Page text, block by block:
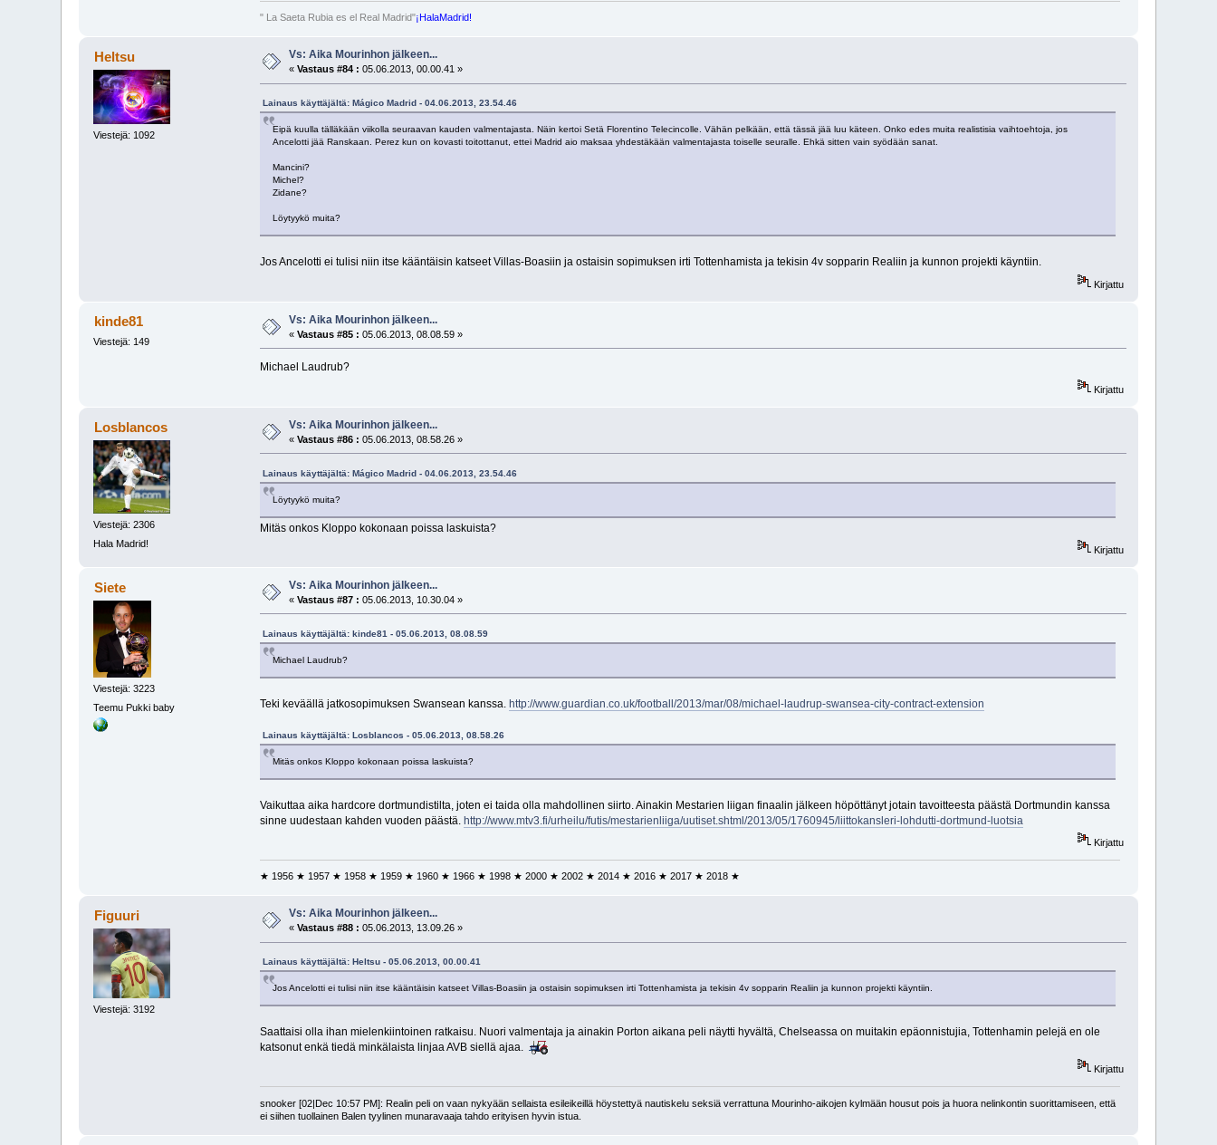
" La Saeta Rubia es el Real Madrid"¡HalaMadrid!
Heltsu
Viestejä: 1092
Vs: Aika Mourinhon jälkeen...
«Vastaus #84 : 05.06.2013, 00.00.41 »
Lainaus käyttäjältä: Mágico Madrid - 04.06.2013, 23.54.46
Eipä kuulla tälläkään viikolla seuraavan kauden valmentajasta. Näin kertoi Setä Florentino Telecincolle. Vähän pelkään, että tässä jää luu käteen. Onko edes muita realistisia vaihtoehtoja, jos
Ancelotti jää Ranskaan. Perez kun on kovasti toitottanut, ettei Madrid aio maksaa yhdestäkään valmentajasta toiselle seuralle. Ehkä sitten vain syödään sanat.
Mancini?
Michel?
Zidane?
Löytyykö muita?
Jos Ancelotti ei tulisi niin itse kääntäisin katseet Villas-Boasiin ja ostaisin sopimuksen irti Tottenhamista ja tekisin 4v sopparin Realiin ja kunnon projekti käyntiin.
Kirjattu
kinde81
Viestejä: 149
Vs: Aika Mourinhon jälkeen...
«Vastaus #85 : 05.06.2013, 08.08.59 »
Michael Laudrub?
Kirjattu
Losblancos
Viestejä: 2306
Hala Madrid!
Vs: Aika Mourinhon jälkeen...
«Vastaus #86 : 05.06.2013, 08.58.26 »
Lainaus käyttäjältä: Mágico Madrid - 04.06.2013, 23.54.46
Löytyykö muita?
Mitäs onkos Kloppo kokonaan poissa laskuista?
Kirjattu
Siete
Viestejä: 3223
Teemu Pukki baby
Vs: Aika Mourinhon jälkeen...
«Vastaus #87 : 05.06.2013, 10.30.04 »
Lainaus käyttäjältä: kinde81 - 05.06.2013, 08.08.59
Michael Laudrub?
Teki keväällä jatkosopimuksen Swansean kanssa. http://www.guardian.co.uk/football/2013/mar/08/michael-laudrup-swansea-city-contract-extension
Lainaus käyttäjältä: Losblancos - 05.06.2013, 08.58.26
Mitäs onkos Kloppo kokonaan poissa laskuista?
Vaikuttaa aika hardcore dortmundistilta, joten ei taida olla mahdollinen siirto. Ainakin Mestarien liigan finaalin jälkeen höpöttänyt jotain tavoitteesta päästä Dortmundin kanssa
sinne uudestaan kahden vuoden päästä. http://www.mtv3.fi/urheilu/futis/mestarienliiga/uutiset.shtml/2013/05/1760945/liittokansleri-lohdutti-dortmund-luotsia
Kirjattu
★ 1956 ★ 1957 ★ 1958 ★ 1959 ★ 1960 ★ 1966 ★ 1998 ★ 2000 ★ 2002 ★ 2014 ★ 2016 ★ 2017 ★ 2018 ★
Figuuri
Viestejä: 3192
Vs: Aika Mourinhon jälkeen...
«Vastaus #88 : 05.06.2013, 13.09.26 »
Lainaus käyttäjältä: Heltsu - 05.06.2013, 00.00.41
Jos Ancelotti ei tulisi niin itse kääntäisin katseet Villas-Boasiin ja ostaisin sopimuksen irti Tottenhamista ja tekisin 4v sopparin Realiin ja kunnon projekti käyntiin.
Saattaisi olla ihan mielenkiintoinen ratkaisu. Nuori valmentaja ja ainakin Porton aikana peli näytti hyvältä, Chelseassa on muitakin epäonnistujia, Tottenhamin pelejä en ole
katsonut enkä tiedä minkälaista linjaa AVB siellä ajaa.
Kirjattu
snooker [02|Dec 10:57 PM]: Realin peli on vaan nykyään sellaista esileikeillä höystettyä nautiskelu seksiä verrattuna Mourinho-aikojen kylmään housut pois ja huora nelinkontin suorittamiseen, että
ei siihen tuollainen Balen tyylinen munaravaaja tahdo erityisen hyvin istua.